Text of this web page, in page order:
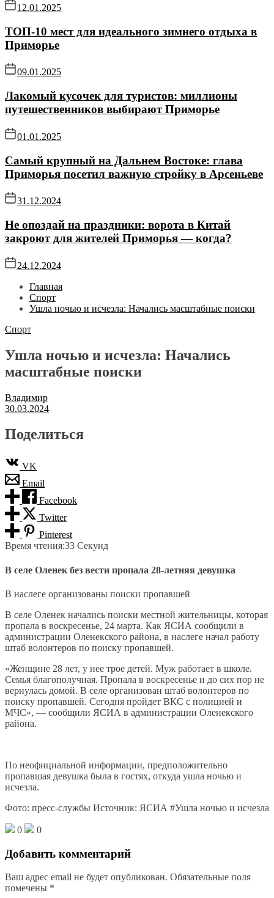
12.01.2025
ТОП-10 мест для идеального зимнего отдыха в
Приморье
09.01.2025
Лакомый кусочек для туристов: миллионы
путешественников выбирают Приморье
01.01.2025
Самый крупный на Дальнем Востоке: глава
Приморья посетил важную стройку в Арсеньеве
31.12.2024
Не опоздай на праздники: ворота в Китай
закроют для жителей Приморья — когда?
24.12.2024
Главная
Спорт
Ушла ночью и исчезла: Начались масштабные поиски
Спорт
Ушла ночью и исчезла: Начались
масштабные поиски
Владимир
30.03.2024
Поделиться
VK
Email
Facebook
Twitter
Pinterest
Время чтения:33 Секунд
В селе Оленек без вести пропала 28-летняя девушка
В наслеге организованы поиски пропавшей
В селе Оленек начались поиски местной жительницы, которая
пропала в воскресенье, 24 марта. Как ЯСИА сообщили в
администрации Оленекского района, в наслеге начал работу
штаб волонтеров по поиску пропавшей.
«Женщине 28 лет, у нее трое детей. Муж работает в школе.
Семья благополучная. Пропала в воскресенье и до сих пор не
вернулась домой. В селе организован штаб волонтеров по
поиску пропавшей. Сегодня пройдет ВКС с полицией и
МЧС», — сообщили ЯСИА в администрации Оленекского
района.
По неофициальной информации, предположительно
пропавшая девушка была в гостях, откуда ушла ночью и
исчезла.
Фото: пресс-службы Источник: ЯСИА #Ушла ночью и исчезла
0 0
Добавить комментарий
Ваш адрес email не будет опубликован. Обязательные поля
помечены *